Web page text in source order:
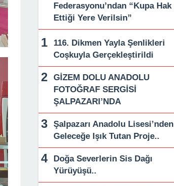
Federasyonu’ndan “Kupa Hak
Ettiği Yere Verilsin”
116. Dikmen Yayla Şenlikleri
Coşkuyla Gerçekleştirildi
GİZEM DOLU ANADOLU
FOTOĞRAF SERGİSİ
ŞALPAZARI’NDA
Şalpazarı Anadolu Lisesi’nden
Geleceğe Işık Tutan Proje..
Doğa Severlerin Sis Dağı
Yürüyüşü..